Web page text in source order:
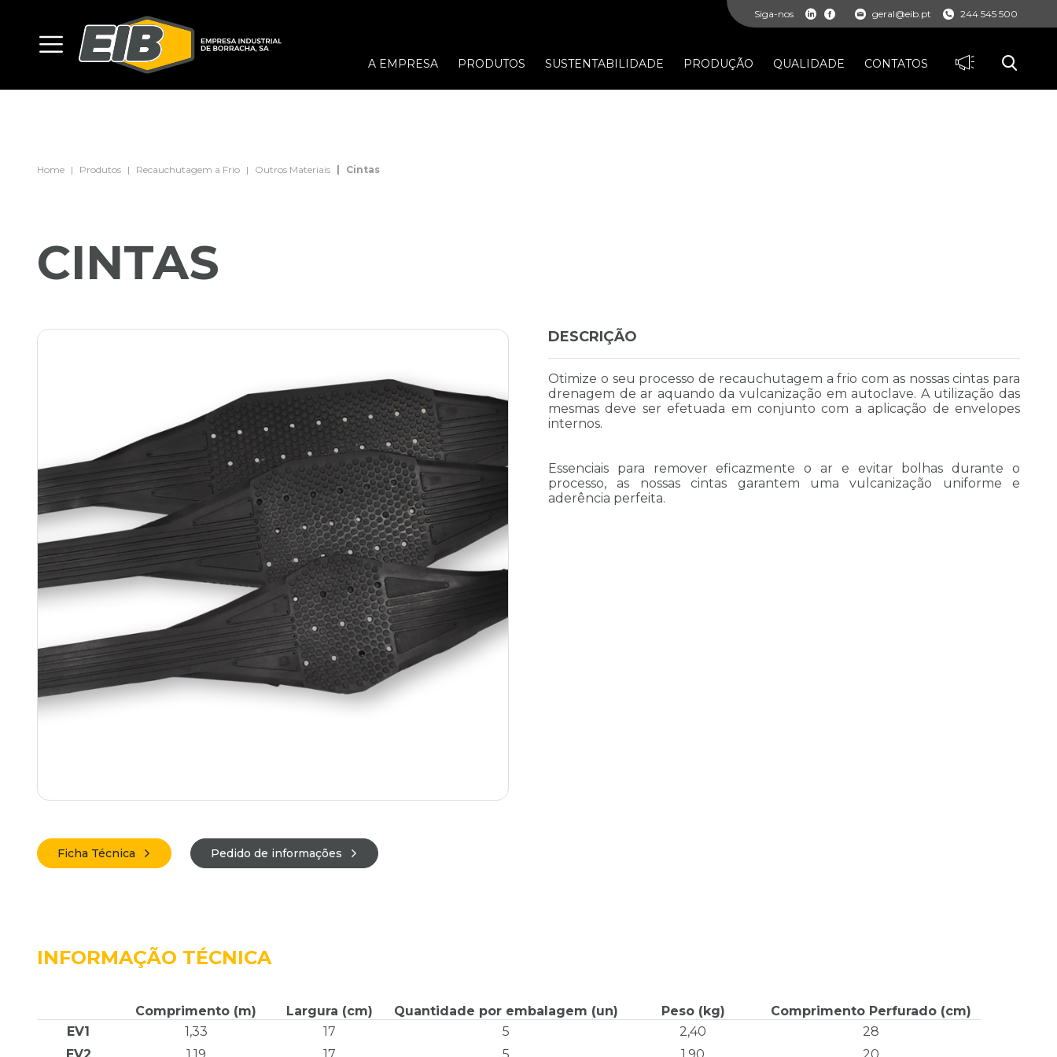
Siga-nos geral@eib.pt 244 545 500
A EMPRESA PRODUTOS SUSTENTABILIDADE PRODUÇÃO QUALIDADE CONTATOS
Home Produtos Recauchutagem a Frio Outros Materiais Cintas
CINTAS
DESCRIÇÃO
Otimize o seu processo de recauchutagem a frio com as nossas cintas para
drenagem de ar aquando da vulcanização em autoclave. A utilização das
mesmas deve ser efetuada em conjunto com a aplicação de envelopes
internos.
Essenciais para remover eficazmente o ar e evitar bolhas durante o
processo, as nossas cintas garantem uma vulcanização uniforme e
aderência perfeita.
Ficha Técnica Pedido de informações
INFORMAÇÃO TÉCNICA
Comprimento (m) Largura (cm) Quantidade por embalagem (un) Peso (kg)
Comprimento Perfurado (cm)
EV1
1,33 17 5 2,40
28